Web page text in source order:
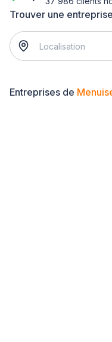
Trouver une
Entreprises de